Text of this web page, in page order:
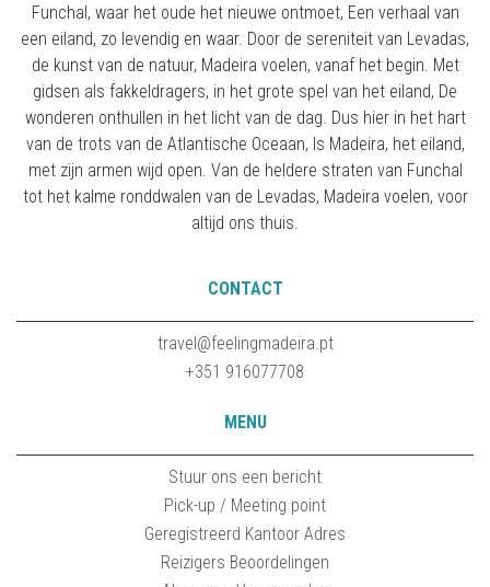
Funchal, waar het oude het nieuwe ontmoet, Een verhaal van
een eiland, zo levendig en waar. Door de sereniteit van Levadas,
de kunst van de natuur, Madeira voelen, vanaf het begin. Met
gidsen als fakkeldragers, in het grote spel van het eiland, De
wonderen onthullen in het licht van de dag. Dus hier in het hart
van de trots van de Atlantische Oceaan, Is Madeira, het eiland,
met zijn armen wijd open. Van de heldere straten van Funchal
tot het kalme ronddwalen van de Levadas, Madeira voelen, voor
altijd ons thuis.
CONTACT
travel@feelingmadeira.pt
+351 916077708
MENU
Stuur ons een bericht
Pick-up / Meeting point
Geregistreerd Kantoor Adres
Reizigers Beoordelingen